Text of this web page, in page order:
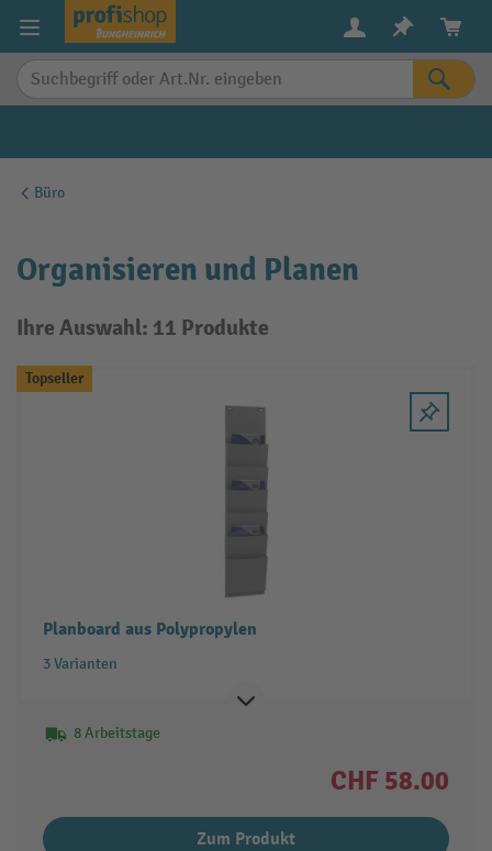
springen
Büro
Organisieren und Planen
Ihre Auswahl: 11 Produkte
Topseller
Planboard aus Polypropylen
3 Varianten
8 Arbeitstage
CHF 58.00
Zum Produkt